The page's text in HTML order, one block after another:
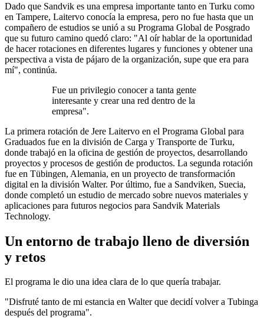
Dado que Sandvik es una empresa importante tanto en Turku como
en Tampere, Laitervo conocía la empresa, pero no fue hasta que un
compañero de estudios se unió a su Programa Global de Posgrado
que su futuro camino quedó claro: "Al oír hablar de la oportunidad
de hacer rotaciones en diferentes lugares y funciones y obtener una
perspectiva a vista de pájaro de la organización, supe que era para
mí", continúa.
Fue un privilegio conocer a tanta gente
interesante y crear una red dentro de la
empresa".
La primera rotación de Jere Laitervo en el Programa Global para
Graduados fue en la división de Carga y Transporte de Turku,
donde trabajó en la oficina de gestión de proyectos, desarrollando
proyectos y procesos de gestión de productos. La segunda rotación
fue en Tübingen, Alemania, en un proyecto de transformación
digital en la división Walter. Por último, fue a Sandviken, Suecia,
donde completó un estudio de mercado sobre nuevos materiales y
aplicaciones para futuros negocios para Sandvik Materials
Technology.
Un entorno de trabajo lleno de diversión
y retos
El programa le dio una idea clara de lo que quería trabajar.
"Disfruté tanto de mi estancia en Walter que decidí volver a Tubinga
después del programa".